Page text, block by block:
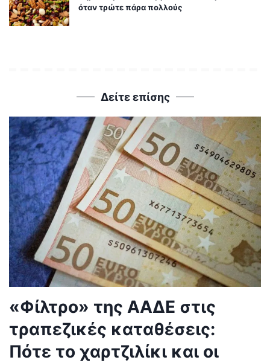
όταν τρώτε πάρα πολλούς
Δείτε επίσης
«Φίλτρο» της ΑΑΔΕ στις
τραπεζικές καταθέσεις:
Πότε το χαρτζιλίκι και οι